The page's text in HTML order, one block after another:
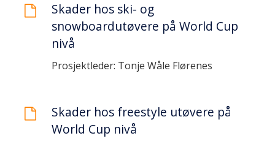
Skader hos ski- og
snowboardutøvere på World Cup
nivå
Prosjektleder: Tonje Wåle Flørenes
Skader hos freestyle utøvere på
World Cup nivå